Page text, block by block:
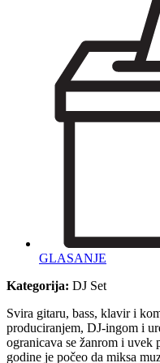
GLASANJE
Kategorija: DJ Set
Svira gitaru, bass, klavir i
produciranjem, DJ-ingom i
ogranicava se žanrom i uvek
godine je počeo da miksa